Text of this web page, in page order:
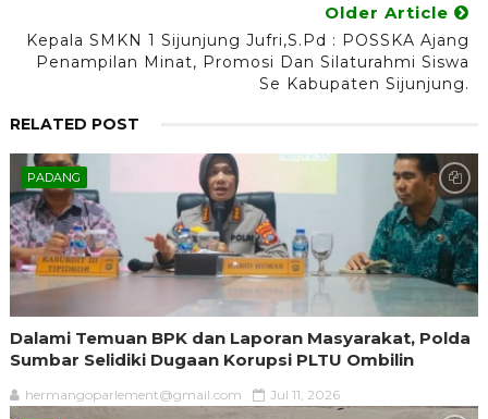
Older Article
Kepala SMKN 1 Sijunjung Jufri,S.Pd : POSSKA Ajang
Penampilan Minat, Promosi Dan Silaturahmi Siswa
Se Kabupaten Sijunjung.
RELATED POST
PADANG
Dalami Temuan BPK dan Laporan Masyarakat, Polda
Sumbar Selidiki Dugaan Korupsi PLTU Ombilin
hermangoparlement@gmail.com Jul 11, 2026